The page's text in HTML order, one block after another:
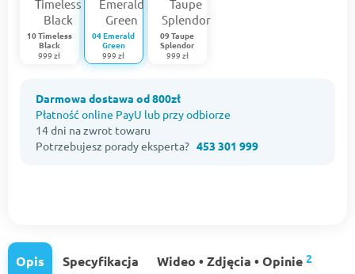
10 Timeless
Black
999 zł
04 Emerald
Green
999 zł
09 Taupe
Splendor
999 zł
Darmowa dostawa od 800zł
Płatność online PayU lub przy odbiorze
14 dni na zwrot towaru
Potrzebujesz porady eksperta? 453 301 999
Opis Specyfikacja Wideo • Zdjęcia • Opinie 2